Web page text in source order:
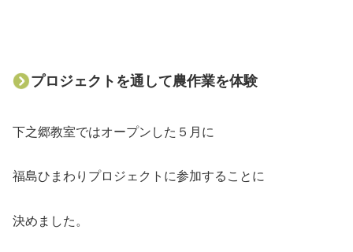
プロジェクトを通して農作業を体験
下之郷教室ではオープンした５月に
福島ひまわりプロジェクトに参加することに
決めました。